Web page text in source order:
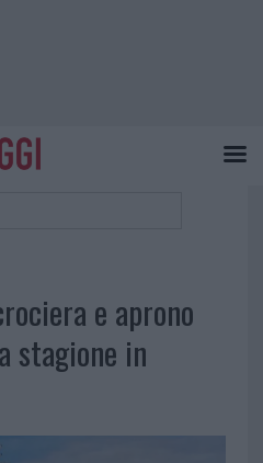
e aprono
stagione in